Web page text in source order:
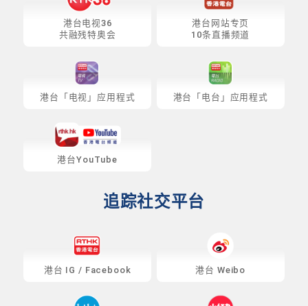
港台电视36
共融残特奥会
港台网站专页
10条直播频道
港台「电视」应用程式 港台「电台」应用程式
港台YouTube
追踪社交平台
港台 IG / Facebook 港台 Weibo